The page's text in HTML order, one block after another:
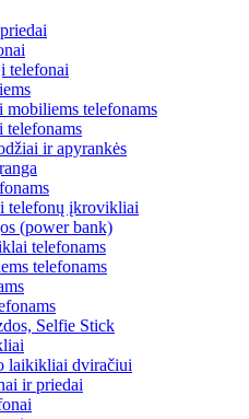
telefonai
telefonams
telefonams
ir apyrankės
telefonų įkrovikliai
(power bank)
telefonams
telefonams
Selfie Stick
laikikliai dviračiui
ir priedai